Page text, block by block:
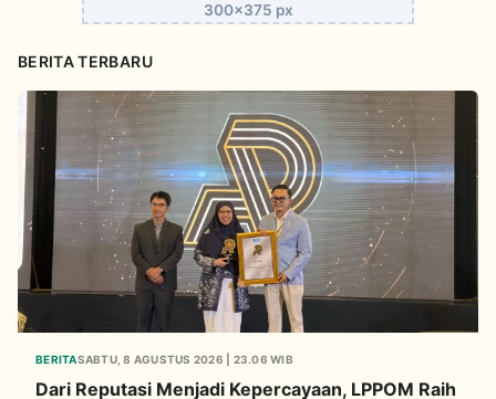
300x375 px
BERITA TERBARU
BERITASABTU, 8 AGUSTUS 2026 | 23.06 WIB
Dari Reputasi Menjadi Kepercayaan, LPPOM Raih